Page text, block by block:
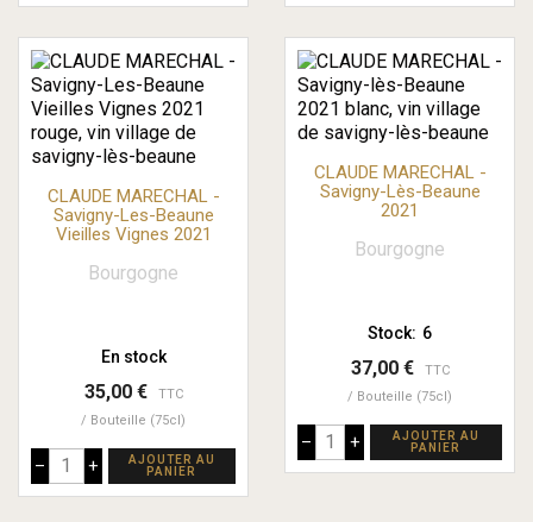
CLAUDE MARECHAL -
Savigny-Les-Beaune
Vieilles Vignes 2021
Bourgogne
En stock
35,00 €
TTC
Bouteille (75cl)
– +
AJOUTER AU
PANIER
CLAUDE MARECHAL -
Savigny-Lès-Beaune
2021
Bourgogne
Stock: 6
37,00 €
TTC
Bouteille (75cl)
– +
AJOUTER AU
PANIER